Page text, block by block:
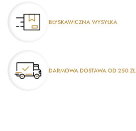
BŁYSKAWICZNA WYSYŁKA
DARMOWA DOSTAWA OD 250 ZŁ